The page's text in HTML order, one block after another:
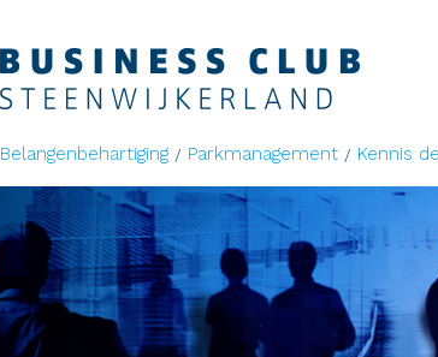
Belangenbehartiging Parkmanagement Kennis